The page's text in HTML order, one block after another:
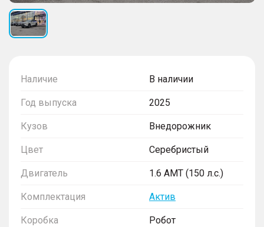
Наличие В наличии
Год выпуска 2025
Кузов Внедорожник
Цвет Серебристый
Двигатель 1.6 AMT (150 л.с.)
Комплектация Актив
Коробка Робот